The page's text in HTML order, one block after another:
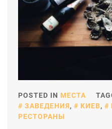
POSTED IN МЕСТА
ЗАВЕДЕНИЯ, КИЕВ,
РЕСТОРАНЫ